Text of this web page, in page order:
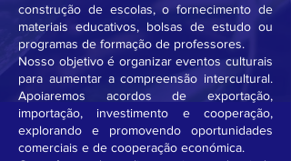
construção de escolas, o fornecimento de
materiais educativos, bolsas de estudo ou
programas de formação de professores.
Nosso objetivo é organizar eventos culturais
para aumentar a compreensão intercultural.
Apoiaremos acordos de exportação,
importação, investimento e cooperação,
explorando e promovendo oportunidades
comerciais e de cooperação económica.